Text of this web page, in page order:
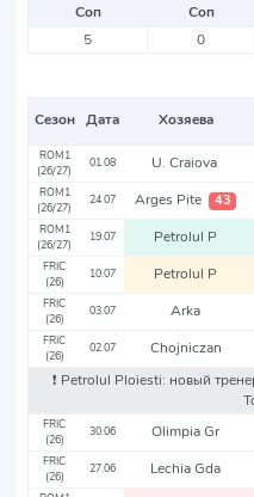
Соп
Соп
5
0
Сезон Дата Хозяева
ROM1
(26/27)
01.08 U. Craiova
ROM1
(26/27)
24.07 Arges Pite 43
ROM1
(26/27)
19.07 Petrolul P
FRIC
(26)
10.07 Petrolul P
FRIC
(26)
03.07 Arka
FRIC
(26)
02.07 Chojniczan
❗️ Petrolul Ploiesti: новый
FRIC
(26)
30.06 Olimpia Gr
FRIC
(26)
27.06 Lechia Gda